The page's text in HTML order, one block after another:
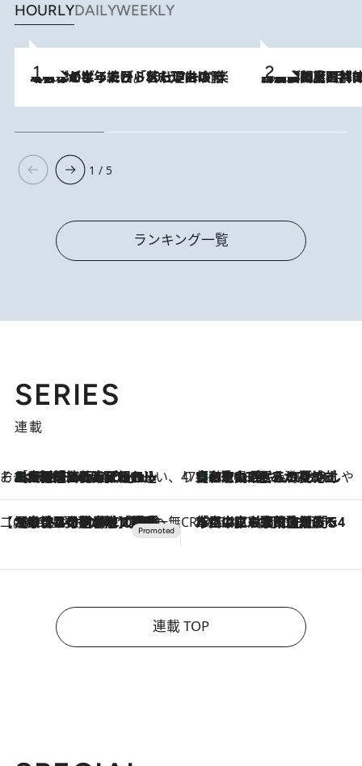
HOURLYDAILYWEEKLY
2026.8.3
【自作のダイエットノートは攻略本】ダイエットが「苦しいもの」ではなくなった日。50代フードライターが半年続けられた理由は“楽しむこと” 2026.8.8
「最後に見られてよかった」上野動物園の東園パンダ舎が解体前に特別公開。8月16日まで延長されたパネル展と共に辿る“半世紀”のパンダ飼育《解体工事の図面あり》
1 / 5
ランキング一覧
SERIES
連載
そおだよおこの関西おいしい、おやつ紀行
2026.8.9
［大阪府箕面市］一皿一皿目の前で仕上げられる、料理を巧みに組み込んだアシェットデセールコース「ミチル アシェット デセール（Michiru assiette dessert）」 47都道府県の手みやげ ひんやりスイーツで夏を満喫
2026.8.9
【和歌山県】この夏絶対食べたい 冷やしておいしいおやつ3選 みかんがごろっと丸ごと入ったジュレ
【CREA×星野リゾート】唯一無二。癒しと発見が待つ場所へ
2026.8.7
【トンボの足水浴】ヒノキの香りに包まれて涼感マックス！約13℃の湧水かけ流しを避暑地「星野温泉 トンボの湯」で体験 CREA'S CHOICE
2026.8.7
「立川にも歌舞伎があるんだよ」 片岡仁左衛門・市川中車ら豪華座組みで4年目の立川立飛歌舞伎へ
連載 TOP